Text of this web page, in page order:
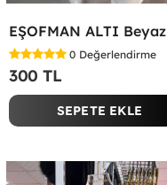
EŞOFMAN ALTI Beyaz
0 Değerlendirme
300 TL
SEPETE EKLE